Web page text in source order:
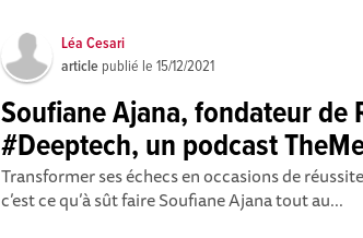
Léa Cesari
article publié le15/12/2021
Soufiane Ajana, fondateur de
#Deeptech, un podcast
Transformer ses échecs en occasions de
c’est ce qu’à sût faire Soufiane Ajana tout au...